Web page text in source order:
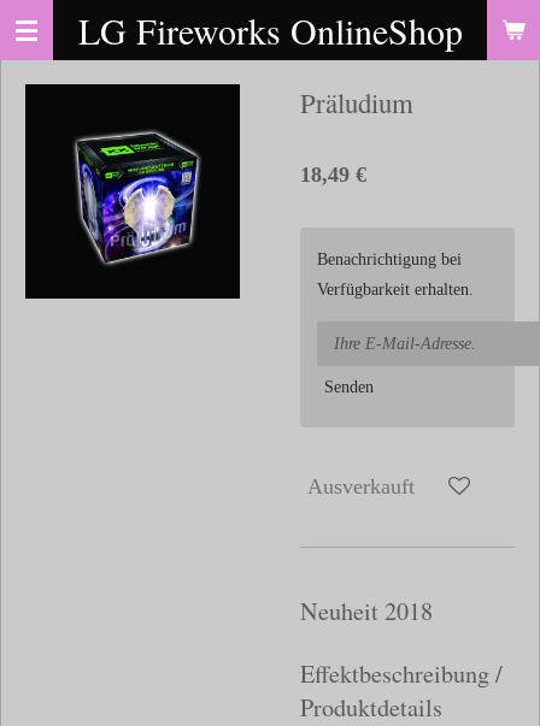
Zum
springen
LG Fireworks OnlineShop
Präludium
18,49 €
Benachrichtigung bei
Verfügbarkeit erhalten.
Senden
Ausverkauft
Neuheit 2018
Effektbeschreibung /
Produktdetails